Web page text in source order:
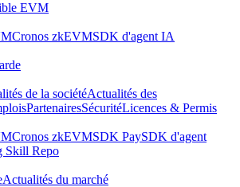
EVM
Cronos zkEVMSDK d'agent IA
de la sociétéActualités des
PartenairesSécuritéLicences & Permis
Cronos zkEVMSDK PaySDK d'agent
Skill Repo
Actualités du marché